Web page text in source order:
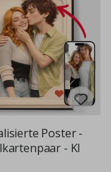
Poster -
- KI